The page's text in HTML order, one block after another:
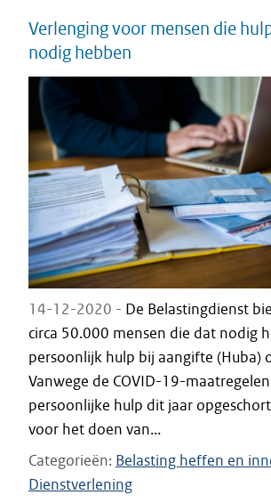
Verlenging voor mensen die
nodig hebben
14-12-2020 - De Belastingdienst
circa 50.000 mensen die dat nodig
persoonlijk hulp bij aangifte (Huba)
Vanwege de COVID-19-
persoonlijke hulp dit jaar
voor het doen van...
Categorieën Belasting heffen en
Dienstverlening